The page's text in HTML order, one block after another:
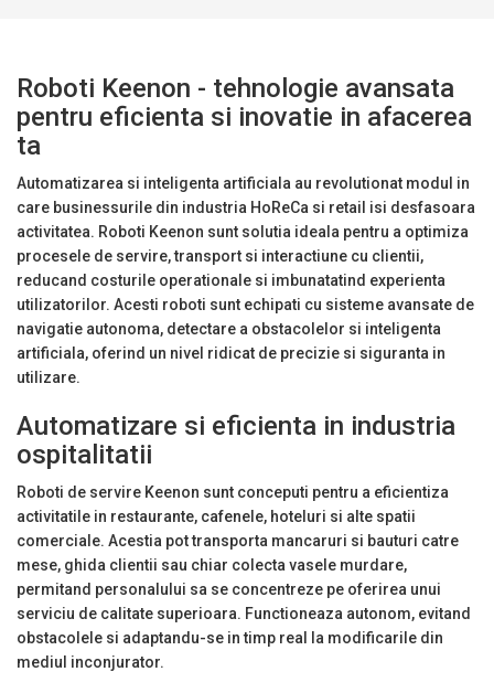
Roboti Keenon - tehnologie avansata
pentru eficienta si inovatie in afacerea
ta
Automatizarea si inteligenta artificiala au revolutionat modul in
care businessurile din industria HoReCa si retail isi desfasoara
activitatea. Roboti Keenon sunt solutia ideala pentru a optimiza
procesele de servire, transport si interactiune cu clientii,
reducand costurile operationale si imbunatatind experienta
utilizatorilor. Acesti roboti sunt echipati cu sisteme avansate de
navigatie autonoma, detectare a obstacolelor si inteligenta
artificiala, oferind un nivel ridicat de precizie si siguranta in
utilizare.
Automatizare si eficienta in industria
ospitalitatii
Roboti de servire Keenon sunt conceputi pentru a eficientiza
activitatile in restaurante, cafenele, hoteluri si alte spatii
comerciale. Acestia pot transporta mancaruri si bauturi catre
mese, ghida clientii sau chiar colecta vasele murdare,
permitand personalului sa se concentreze pe oferirea unui
serviciu de calitate superioara. Functioneaza autonom, evitand
obstacolele si adaptandu-se in timp real la modificarile din
mediul inconjurator.